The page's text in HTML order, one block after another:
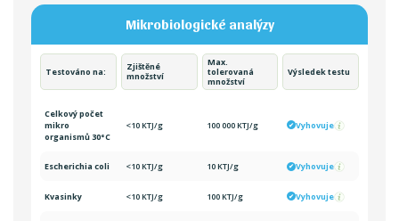
Mikrobiologické analýzy
Testováno na:
Zjištěné
množství
Max.
tolerovaná
množství
Výsledek testu
Celkový počet
mikro
organismů 30°C
<10 KTJ/g 100 000 KTJ/g Vyhovuje
Escherichia coli <10 KTJ/g 10 KTJ/g Vyhovuje
Kvasinky <10 KTJ/g 100 KTJ/g Vyhovuje